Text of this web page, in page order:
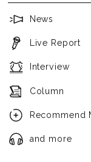
News
Live Report
Interview
Column
Recommend
and more